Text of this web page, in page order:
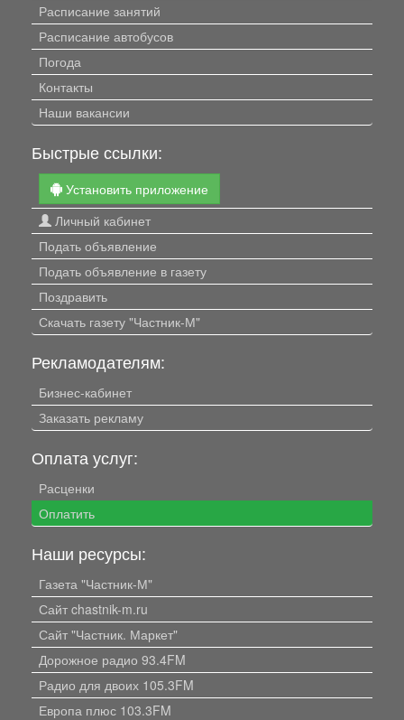
Расписание занятий
Расписание автобусов
Погода
Контакты
Наши вакансии
Быстрые ссылки:
Установить приложение
Личный кабинет
Подать объявление
Подать объявление в газету
Поздравить
Скачать газету "Частник-М"
Рекламодателям:
Бизнес-кабинет
Заказать рекламу
Оплата услуг:
Расценки
Оплатить
Наши ресурсы:
Газета "Частник-М"
Сайт chastnik-m.ru
Сайт "Частник. Маркет"
Дорожное радио 93.4FM
Радио для двоих 105.3FM
Европа плюс 103.3FM